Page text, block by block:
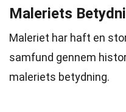
Maleriets
Maleriet har haft en
samfund gennem
maleriets betydning.